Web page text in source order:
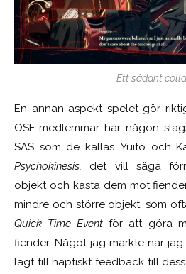
Ett sådant
En annan aspekt spelet gör
OSF-medlemmar har någon
SAS som de kallas. Yuito och
Psychokinesis, det vill säga
objekt och kasta dem mot
mindre och större objekt, som
Quick Time Event för att göra
fiender. Något jag märkte när
lagt till haptiskt feedback till